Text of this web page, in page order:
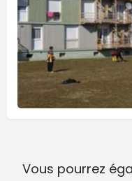
Vous pourrez